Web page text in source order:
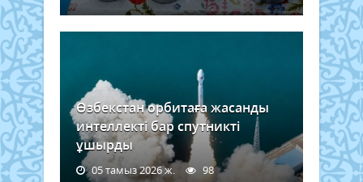
Өзбекстан орбитаға жасанды
интеллекті бар спутникті
ұшырды
05 тамыз 2026 ж. 98